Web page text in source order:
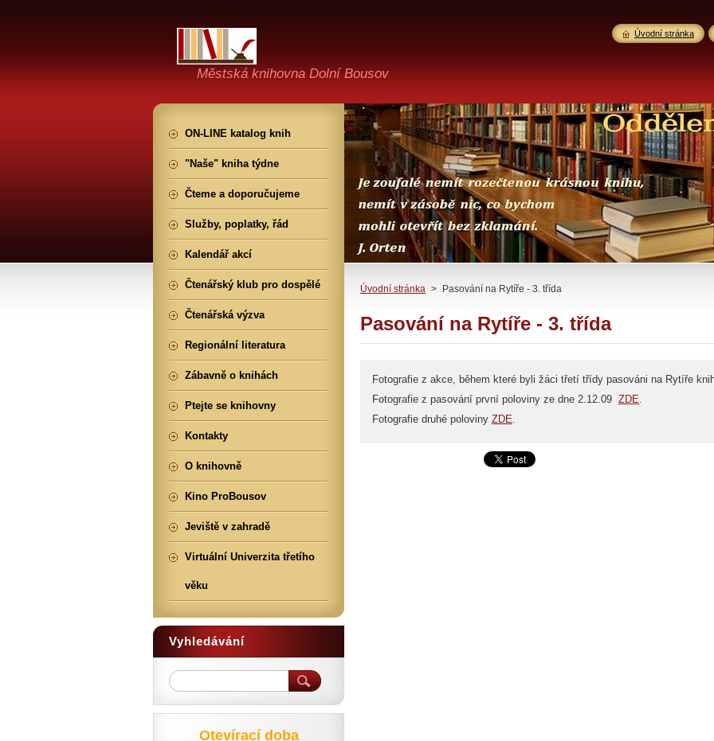
Městská knihovna Dolní Bousov
Úvodní stránka > Pasování na Rytíře - 3. třída
Pasování na Rytíře - 3. třída
Fotografie z akce, během které byli žáci třetí třídy pasováni na Rytíře
Fotografie z pasování první poloviny ze dne 2.12.09 ZDE.
Fotografie druhé poloviny ZDE.
ON-LINE katalog knih
"Naše" kniha týdne
Čteme a doporučujeme
Služby, poplatky, řád
Kalendář akcí
Čtenářský klub pro dospělé
Čtenářská výzva
Regionální literatura
Zábavně o knihách
Ptejte se knihovny
Kontakty
O knihovně
Kino ProBousov
Jeviště v zahradě
Virtuální Univerzita třetího
věku
Vyhledávání
Otevírací doba
Úvodní stránka